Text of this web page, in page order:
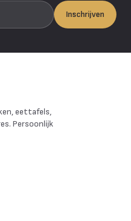
Inschrijven
eettafels,
Persoonlijk